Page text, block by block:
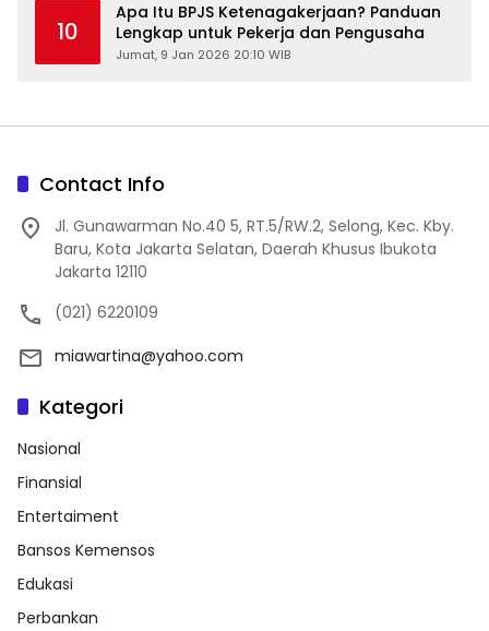
10
Apa Itu BPJS Ketenagakerjaan? Panduan
Lengkap untuk Pekerja dan Pengusaha
Jumat, 9 Jan 2026 20:10 WIB
Contact Info
Jl. Gunawarman No.40 5, RT.5/RW.2, Selong, Kec. Kby.
Baru, Kota Jakarta Selatan, Daerah Khusus Ibukota
Jakarta 12110
(021) 6220109
miawartina@yahoo.com
Kategori
Nasional
Finansial
Entertaiment
Bansos Kemensos
Edukasi
Perbankan